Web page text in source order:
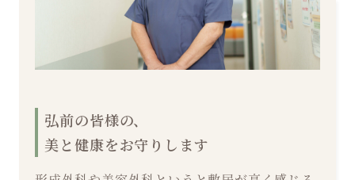
弘前の皆様の、
美と健康をお守りします